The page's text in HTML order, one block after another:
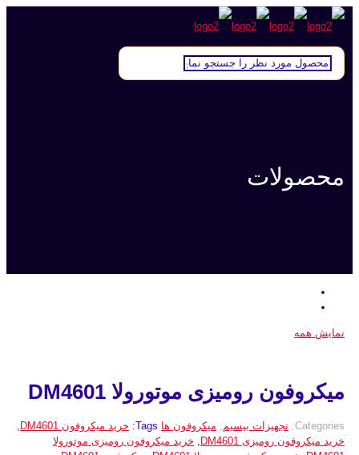
محصولات
نمایش همه
میکروفون رومیزی موتورولا DM4601
Categories: تجهیزات بیسیم میکروفون ها Tags: خرید میکروفون DM4601
خرید میکروفون رومیزی DM4601
خرید میکروفون رومیزی موتورولا